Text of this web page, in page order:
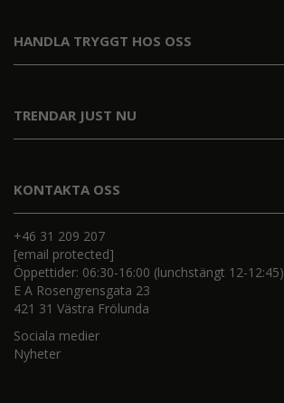
KONTAKTA OSS
+46 31 209 207
[email protected]
Öppettider: 06:30-16:00 (lunchstängt 12-12:45)
E A Rosengrensgata 23
421 31 Västra Frölunda
Sociala medier
Nyheter
TRENDAR JUST NU
HANDLA TRYGGT HOS OSS